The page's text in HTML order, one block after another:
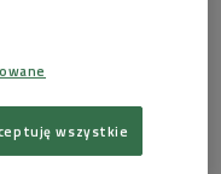
wszystkie